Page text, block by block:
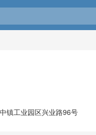
镇工业园区兴业路96号